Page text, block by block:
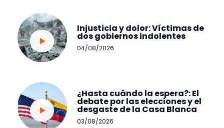
Injusticia y dolor: Víctimas de
dos gobiernos indolentes
04/08/2026
¿Hasta cuándo la espera?: El
debate por las elecciones y el
desgaste de la Casa Blanca
03/08/2026